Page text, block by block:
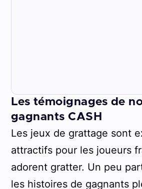
Les témoignages de
gagnants CASH
Les jeux de grattage sont
attractifs pour les joueurs
adorent gratter. Un peu
les histoires de gagnants